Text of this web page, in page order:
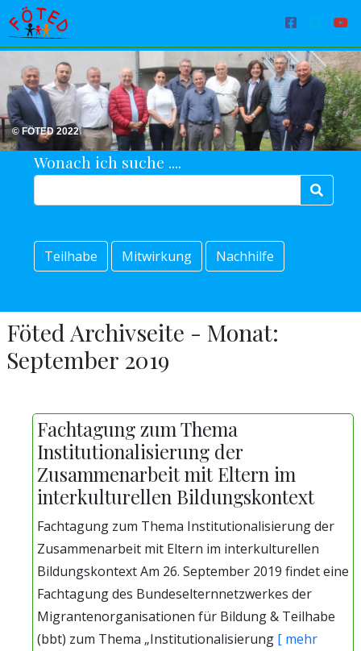
© FÖTED 2022
Wonach ich suche ....
Teilhabe Mitwirkung Nachhilfe
Föted Archivseite - Monat:
September 2019
Fachtagung zum Thema
Institutionalisierung der
Zusammenarbeit mit Eltern im
interkulturellen Bildungskontext
Fachtagung zum Thema Institutionalisierung der
Zusammenarbeit mit Eltern im interkulturellen
Bildungskontext Am 26. September 2019 findet eine
Fachtagung des Bundeselternnetzwerkes der
Migrantenorganisationen für Bildung & Teilhabe
(bbt) zum Thema „Institutionalisierung[ mehr